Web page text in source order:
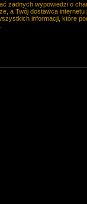
żadnych wypowiedzi o
a Twój dostawca
informacji, które